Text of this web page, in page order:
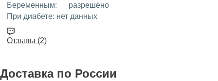
Беременным:
разрешено
При диабете: нет данных
Отзывы (2)
Доставка по России